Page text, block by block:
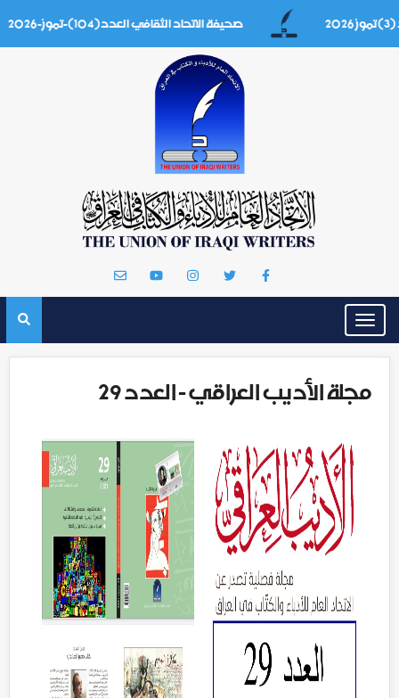
صحيفة الاتحاد الثقافي العدد(104)-تموز-2026
Toggle
navigation
مجلة الأديب العراقي - العدد 29